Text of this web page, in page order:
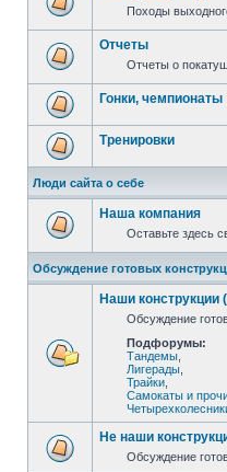
Походы
Отчеты
Отчеты о
Гонки, чемпионаты
Тренировки
Люди сайта о себе
Наша компания
Оставьте здесь
Обсуждение готовых
Наши конструкции
Обсуждение
Подфорумы:
Тандемы
Лигерады
Трайки
Самокаты и
Не наши
Обсуждение